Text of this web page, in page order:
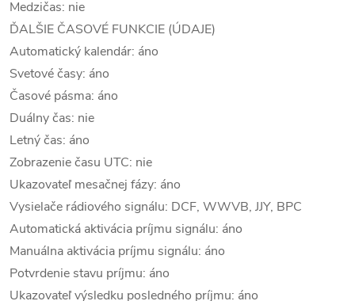
Medzičas: nie
ĎALŠIE ČASOVÉ FUNKCIE (ÚDAJE)
Automatický kalendár: áno
Svetové časy: áno
Časové pásma: áno
Duálny čas: nie
Letný čas: áno
Zobrazenie času UTC: nie
Ukazovateľ mesačnej fázy: áno
Vysielače rádiového signálu: DCF, WWVB, JJY, BPC
Automatická aktivácia príjmu signálu: áno
Manuálna aktivácia príjmu signálu: áno
Potvrdenie stavu príjmu: áno
Ukazovateľ výsledku posledného príjmu: áno